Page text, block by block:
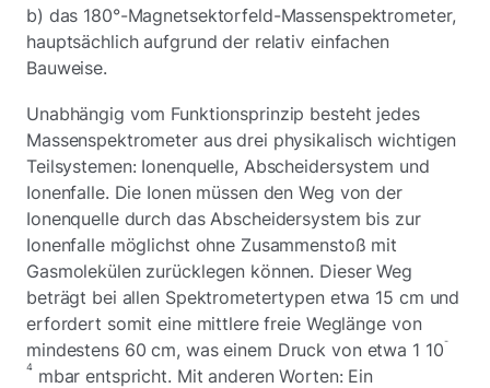
b) das 180°-Magnetsektorfeld-Massenspektrometer,
hauptsächlich aufgrund der relativ einfachen
Bauweise.
Unabhängig vom Funktionsprinzip besteht jedes
Massenspektrometer aus drei physikalisch wichtigen
Teilsystemen: Ionenquelle, Abscheidersystem und
Ionenfalle. Die Ionen müssen den Weg von der
Ionenquelle durch das Abscheidersystem bis zur
Ionenfalle möglichst ohne Zusammenstoß mit
Gasmolekülen zurücklegen können. Dieser Weg
beträgt bei allen Spektrometertypen etwa 15 cm und
erfordert somit eine mittlere freie Weglänge von
mindestens 60 cm, was einem Druck von etwa 1 10-
4mbar entspricht. Mit anderen Worten: Ein